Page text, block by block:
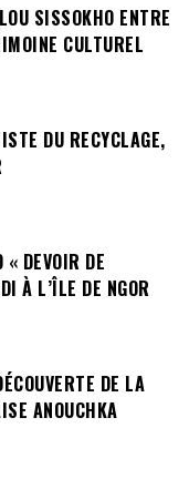
SISSOKHO ENTRE
CULTUREL
DU RECYCLAGE,
« DEVOIR DE
À L’ÎLE DE NGOR
DE LA
ANOUCHKA